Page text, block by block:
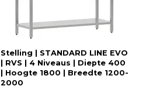
Stelling | STANDARD LINE EVO
| RVS | 4 Niveaus | Diepte 400
| Hoogte 1800 | Breedte 1200-
2000